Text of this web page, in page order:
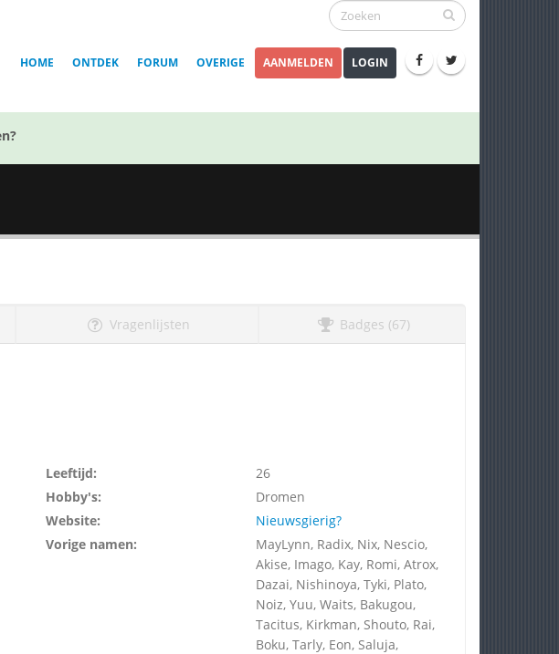
HOME ONTDEK FORUM OVERIGE AANMELDEN LOGIN
Vragenlijsten Badges (67)
Leeftijd:
26
Hobby's:
Dromen
Website:
Nieuwsgierig?
Vorige namen:
MayLynn, Radix, Nix, Nescio,
Akise, Imago, Kay, Romi, Atrox,
Dazai, Nishinoya, Tyki, Plato,
Noiz, Yuu, Waits, Bakugou,
Tacitus, Kirkman, Shouto, Rai,
Boku, Tarly, Eon, Saluja,